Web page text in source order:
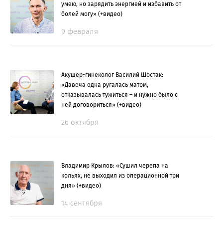
умею, но зарядить энергией и избавить от
болей могу» (+видео)
9 февраля
Акушер-гинеколог Василий Шостак:
«Давеча одна ругалась матом,
отказывалась тужиться – и нужно было с
ней договориться» (+видео)
26 октября
Владимир Крылов: «Сушил черепа на
кольях, не выходил из операционной три
дня» (+видео)
14 сентября